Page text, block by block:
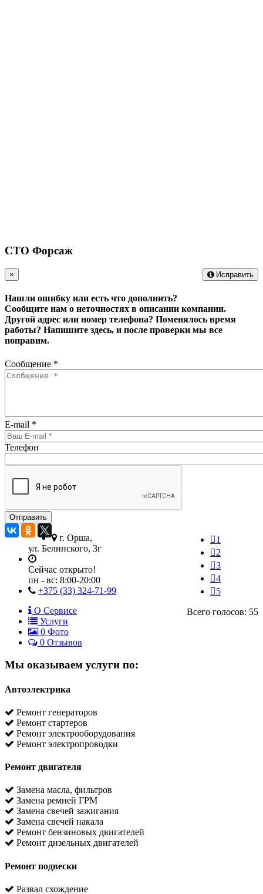
СТО Форсаж
Исправить
×
Нашли ошибку или есть что дополнить?
Сообщите нам о неточностях в описании компании.
Другой адрес или номер телефона? Поменялось время
работы? Напишите здесь, и после проверки мы все
поправим.
Сообщение *
E-mail *
Телефон
1
2
3
4
5
Всего голосов: 55
г. Орша,
ул. Белинского, 3г
Сейчас открыто!
пн - вс: 8:00-20:00
+375 (33) 324-71-99
О Сервисе
Услуги
0 Фото
0 Отзывов
Мы оказываем услуги по:
Автоэлектрика
Ремонт генераторов
Ремонт стартеров
Ремонт электрооборудования
Ремонт электропроводки
Ремонт двигателя
Замена масла, фильтров
Замена ремней ГРМ
Замена свечей зажигания
Замена свечей накала
Ремонт бензиновых двигателей
Ремонт дизельных двигателей
Ремонт подвески
Развал схождение